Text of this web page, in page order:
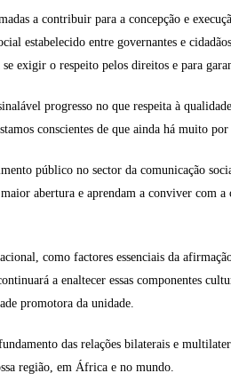
a contribuir para a concepção e
estabelecido entre governantes e
exigir o respeito pelos direitos e para
progresso no que respeita à
conscientes de que ainda há muito
público no sector da comunicação
abertura e aprendam a conviver
como factores essenciais da
a enaltecer essas componentes
promotora da unidade.
das relações bilaterais e
região, em África e no mundo.